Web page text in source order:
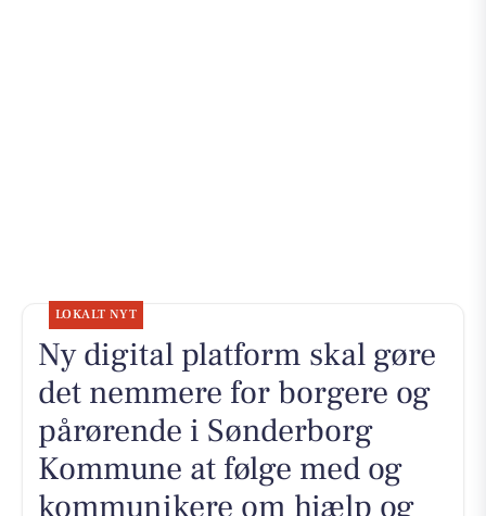
LOKALT NYT
Ny digital platform skal gøre
det nemmere for borgere og
pårørende i Sønderborg
Kommune at følge med og
kommunikere om hjælp og